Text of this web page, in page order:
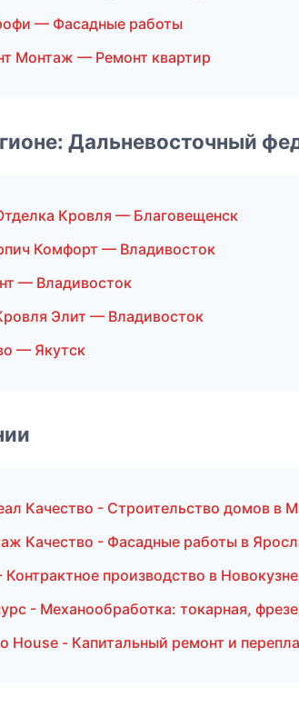
— Фасадные работы
Монтаж — Ремонт квартир
Дальневосточный
Кровля — Благовещенск
Комфорт — Владивосток
— Владивосток
Элит — Владивосток
— Якутск
Качество - Строительство домов в
Качество - Фасадные работы в
производство в
- Механообработка: токарная,
House - Капитальный ремонт и